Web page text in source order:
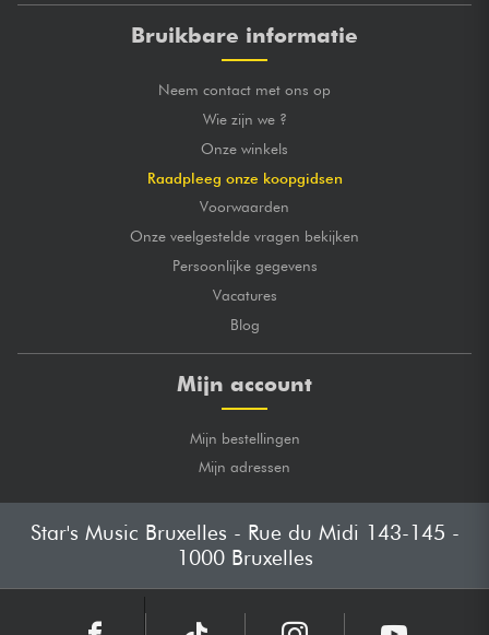
Bruikbare informatie
Neem contact met ons op
Wie zijn we ?
Onze winkels
Raadpleeg onze koopgidsen
Voorwaarden
Onze veelgestelde vragen bekijken
Persoonlijke gegevens
Vacatures
Blog
Mijn account
Mijn bestellingen
Mijn adressen
Star's Music Bruxelles - Rue du Midi 143-145 -
1000 Bruxelles